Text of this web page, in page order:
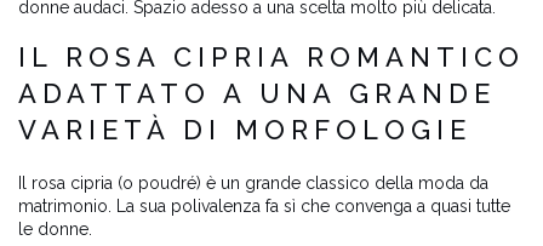
donne audaci. Spazio adesso a una scelta molto più delicata.
IL ROSA CIPRIA ROMANTICO
ADATTATO A UNA GRANDE
VARIETÀ DI MORFOLOGIE
Il rosa cipria (o poudré) è un grande classico della moda da
matrimonio. La sua polivalenza fa sì che convenga a quasi tutte
le donne.